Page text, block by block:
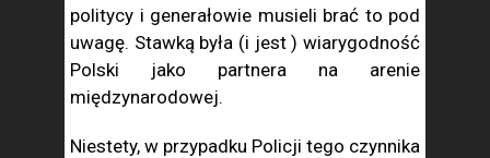
politycy i generałowie musieli brać to pod
uwagę. Stawką była (i jest ) wiarygodność
Polski jako partnera na arenie
międzynarodowej.
Niestety, w przypadku Policji tego czynnika